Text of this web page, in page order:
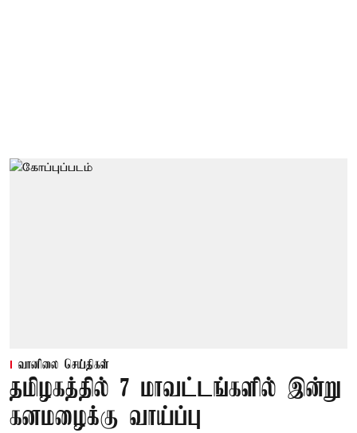
வானிலை செய்திகள்
தமிழகத்தில் 7 மாவட்டங்களில் இன்று
கனமழைக்கு வாய்ப்பு